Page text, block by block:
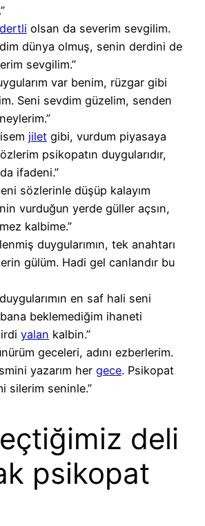
dertli olsan da severim sevgilim.
dünya olmuş, senin derdini de
sevgilim.”
var benim, rüzgar gibi
Seni sevdim güzelim, senden
jilet gibi, vurdum piyasaya
psikopatın duygularıdır,
ifadeni.”
sözlerinle düşüp kalayım
vurduğun yerde güller açsın,
kalbime.”
duygularımın, tek anahtarı
gülüm. Hadi gel canlandır bu
en saf hali seni
beklemediğim ihaneti
yalan kalbin.”
geceleri, adını ezberlerim.
yazarım her gece. Psikopat
silerim seninle.”
deli
psikopat